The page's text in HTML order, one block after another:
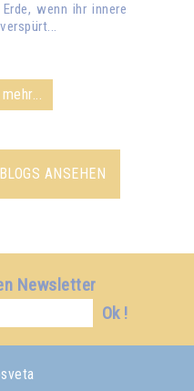
wenn ihr innere
ANSEHEN
Newsletter
Ok !